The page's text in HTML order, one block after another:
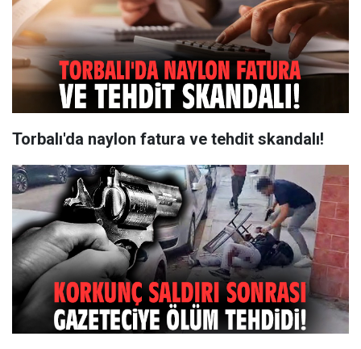
Torbalı'da naylon fatura ve tehdit skandalı!